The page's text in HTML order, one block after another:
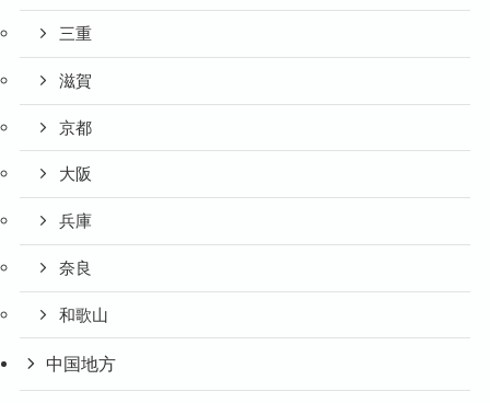
三重
滋賀
京都
大阪
兵庫
奈良
和歌山
中国地方